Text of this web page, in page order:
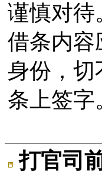
谨慎对待
借条内容
身份，切
条上签字
打官司